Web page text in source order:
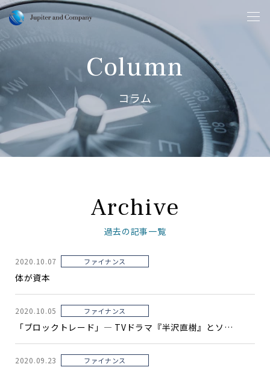
Column
コラム
Archive
過去の記事一覧
2020.10.07 ファイナンス
体が資本
2020.10.05 ファイナンス
「ブロックトレード」― TVドラマ『半沢直樹』とソ…
2020.09.23 ファイナンス